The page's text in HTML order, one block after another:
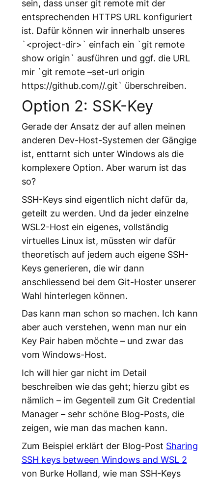
sein, dass unser git remote mit der
entsprechenden HTTPS URL konfiguriert
ist. Dafür können wir innerhalb unseres
`<project-dir>` einfach ein `git remote
show origin` ausführen und ggf. die URL
mir `git remote –set-url origin
https://github.com//.git` überschreiben.
Option 2: SSK-Key
Gerade der Ansatz der auf allen meinen
anderen Dev-Host-Systemen der Gängige
ist, enttarnt sich unter Windows als die
komplexere Option. Aber warum ist das
so?
SSH-Keys sind eigentlich nicht dafür da,
geteilt zu werden. Und da jeder einzelne
WSL2-Host ein eigenes, vollständig
virtuelles Linux ist, müssten wir dafür
theoretisch auf jedem auch eigene SSH-
Keys generieren, die wir dann
anschliessend bei dem Git-Hoster unserer
Wahl hinterlegen können.
Das kann man schon so machen. Ich kann
aber auch verstehen, wenn man nur ein
Key Pair haben möchte – und zwar das
vom Windows-Host.
Ich will hier gar nicht im Detail
beschreiben wie das geht; hierzu gibt es
nämlich – im Gegenteil zum Git Credential
Manager – sehr schöne Blog-Posts, die
zeigen, wie man das machen kann.
Zum Beispiel erklärt der Blog-Post Sharing
SSH keys between Windows and WSL 2
von Burke Holland, wie man SSH-Keys